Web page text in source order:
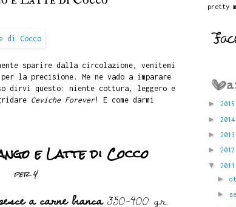
sparire dalla circolazione, venitemi
la precisione. Me ne vado a imparare
dirvi questo: niente cottura, leggero e
Ceviche Forever! E come darmi
e Latte di Cocco
per 4
a carne bianca350-400 gr.
pretty
► 2015
► 2014
► 2013
► 2012
▼ 2011
►
►